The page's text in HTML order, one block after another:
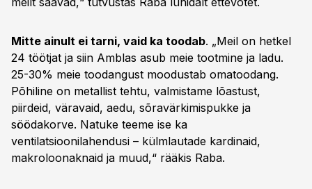
Mitte ainult ei tarni, vaid ka toodab. „Meil on hetkel
24 töötjat ja siin Amblas asub meie tootmine ja ladu.
25-30% meie toodangust moodustab omatoodang.
Põhiline on metallist tehtu, valmistame lõastust,
piirdeid, väravaid, aedu, sõravärkimispukke ja
söödakorve. Natuke teeme ise ka
ventilatsioonilahendusi – külmlautade kardinaid,
makroloonaknaid ja muud,“ rääkis Raba.